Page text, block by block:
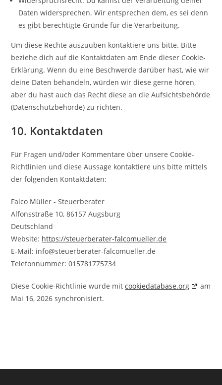
Daten widersprechen. Wir entsprechen dem, es sei denn
es gibt berechtigte Gründe für die Verarbeitung.
Um diese Rechte auszuüben kontaktiere uns bitte. Bitte
beziehe dich auf die Kontaktdaten am Ende dieser Cookie-
Erklärung. Wenn du eine Beschwerde darüber hast, wie wir
deine Daten behandeln, würden wir diese gerne hören,
aber du hast auch das Recht diese an die Aufsichtsbehörde
(Datenschutzbehörde) zu richten.
10. Kontaktdaten
Für Fragen und/oder Kommentare über unsere Cookie-
Richtlinien und diese Aussage kontaktiere uns bitte mittels
der folgenden Kontaktdaten:
Falco Müller - Steuerberater
Alfonsstraße 10, 86157 Augsburg
Deutschland
Website: https://steuerberater-falcomueller.de
E-Mail: info@steuerberater-falcomueller.de
Telefonnummer: 015781775734
Diese Cookie-Richtlinie wurde mitcookiedatabase.org
am
Mai 16, 2026 synchronisiert.